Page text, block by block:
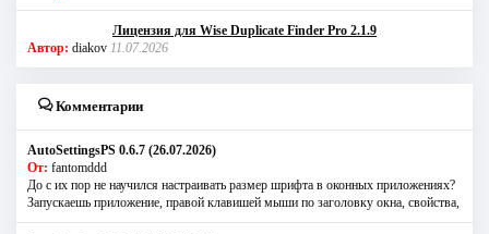
Лицензия для Wise Duplicate Finder Pro 2.1.9
Автор: diakov 11.07.2026
Комментарии
AutoSettingsPS 0.6.7 (26.07.2026)
От: fantomddd
До с их пор не научился настраивать размер шрифта в оконных приложениях?
Запускаешь приложение, правой клавишей мыши по заголовку окна, свойства,